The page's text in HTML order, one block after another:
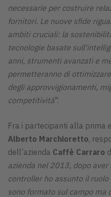
necessarie per costruire
fornitori. Le nuove sfide
ambiti cruciali: la
tecnologie basate
anni, strumenti avanzati e
permetteranno di
degli approvvigionamenti,
competitività".
Fra i partecipanti alla prima
Alberto Marchioretto,
dell’azienda Caffè Carraro
azienda nel 2013, dopo
controller ho assunto il
sono formato sul campo ma